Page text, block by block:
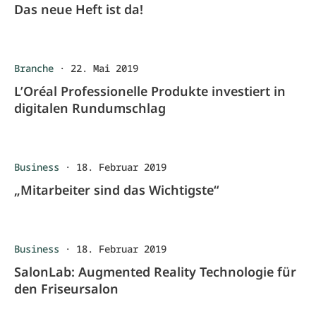
Das neue Heft ist da!
Branche · 22. Mai 2019
L’Oréal Professionelle Produkte investiert in
digitalen Rundumschlag
Business · 18. Februar 2019
„Mitarbeiter sind das Wichtigste“
Business · 18. Februar 2019
SalonLab: Augmented Reality Technologie für
den Friseursalon